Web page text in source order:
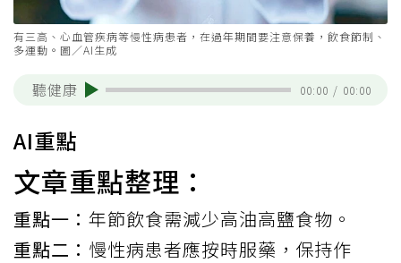
有三高、心血管疾病等慢性病患者，在過年期間要注意保養，飲食節制、
多運動。圖／AI生成
聽健康 00:00 / 00:00
AI重點
文章重點整理：
重點一： 年節飲食需減少高油高鹽食物。
重點二： 慢性病患者應按時服藥，保持作